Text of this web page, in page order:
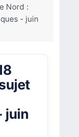
Nord :
- juin
juin